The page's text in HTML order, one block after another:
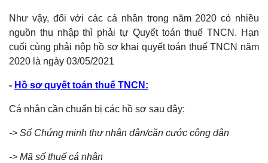
Như vậy, đối với các cá nhân trong năm 2020 có nhiều
nguồn thu nhập thì phải tự Quyết toán thuế TNCN. Hạn
cuối cùng phải nộp hồ sơ khai quyết toán thuế TNCN năm
2020 là ngày 03/05/2021
- Hồ sơ quyết toán thuế TNCN:
Cá nhân cần chuẩn bị các hồ sơ sau đây:
-> Số Chứng minh thư nhân dân/căn cước công dân
-> Mã số thuế cá nhân